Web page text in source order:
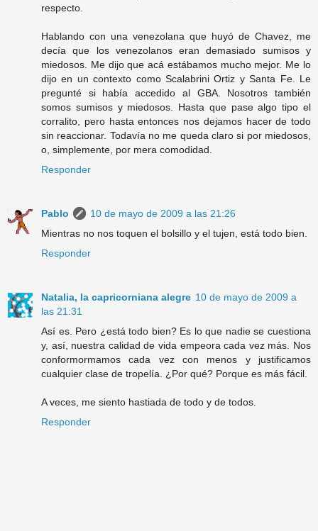
respecto.
Hablando con una venezolana que huyó de Chavez, me
decía que los venezolanos eran demasiado sumisos y
miedosos. Me dijo que acá estábamos mucho mejor. Me lo
dijo en un contexto como Scalabrini Ortiz y Santa Fe. Le
pregunté si había accedido al GBA. Nosotros también
somos sumisos y miedosos. Hasta que pase algo tipo el
corralito, pero hasta entonces nos dejamos hacer de todo
sin reaccionar. Todavía no me queda claro si por miedosos,
o, simplemente, por mera comodidad.
Responder
Pablo
10 de mayo de 2009 a las 21:26
Mientras no nos toquen el bolsillo y el tujen, está todo bien.
Responder
Natalia, la capricorniana alegre 10 de mayo de 2009 a
las 21:31
Así es. Pero ¿está todo bien? Es lo que nadie se cuestiona
y, así, nuestra calidad de vida empeora cada vez más. Nos
conformormamos cada vez con menos y justificamos
cualquier clase de tropelía. ¿Por qué? Porque es más fácil.
A veces, me siento hastiada de todo y de todos.
Responder